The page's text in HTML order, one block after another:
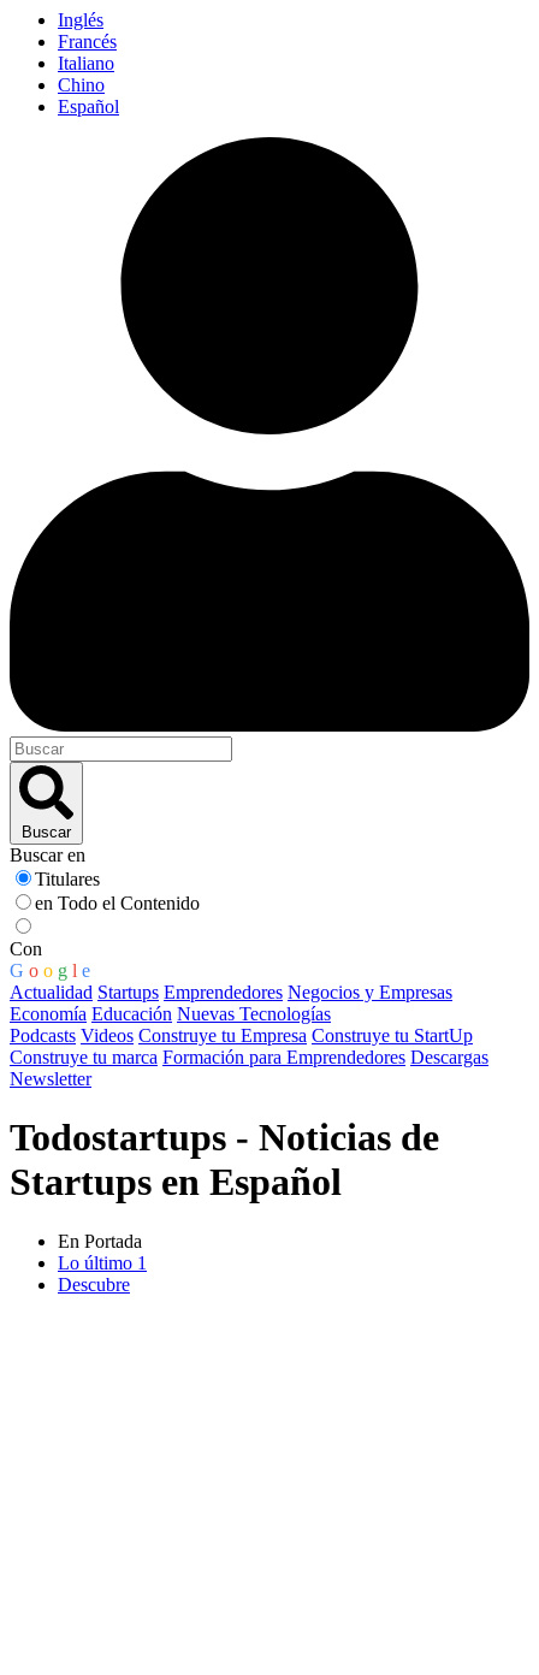
Inglés
Francés
Italiano
Chino
Español
Buscar
Buscar en
Titulares
en Todo el Contenido
Con
G o o g l e
Actualidad Startups Emprendedores Negocios y Empresas
Economía Educación Nuevas Tecnologías
Podcasts Videos Construye tu Empresa Construye tu StartUp
Construye tu marca Formación para Emprendedores Descargas
Newsletter
Todostartups - Noticias de
Startups en Español
En Portada
Lo último 1
Descubre